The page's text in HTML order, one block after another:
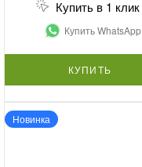
Купить в 1 клик
Купить WhatsApp
КУПИТЬ
Новинка